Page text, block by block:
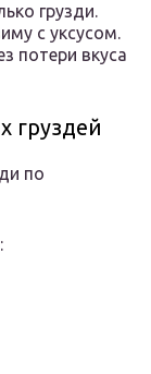
грузди.
с уксусом.
потери вкуса
груздей
по